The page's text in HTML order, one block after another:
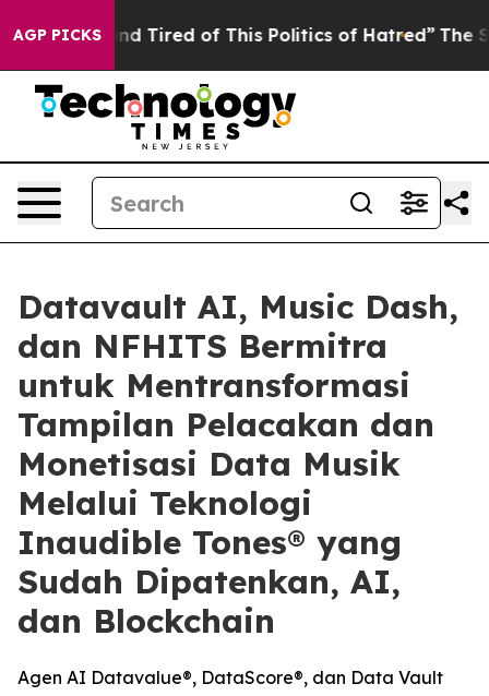
AGP PICKS
and Tired of This Politics of Hatred” The Story
Datavault AI, Music Dash,
dan NFHITS Bermitra
untuk Mentransformasi
Tampilan Pelacakan dan
Monetisasi Data Musik
Melalui Teknologi
Inaudible Tones® yang
Sudah Dipatenkan, AI,
dan Blockchain
Agen AI Datavalue®, DataScore®, dan Data Vault